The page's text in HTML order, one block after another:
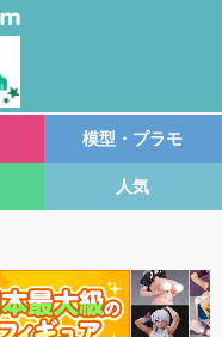
模型・プラモ
人気